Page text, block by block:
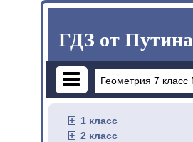
ГДЗ от Путина
1 класс
2 класс